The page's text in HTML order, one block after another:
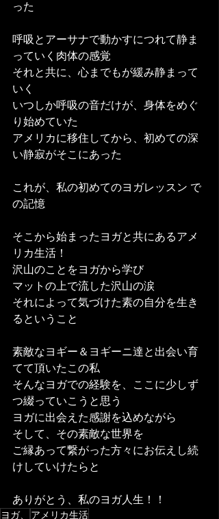
った
呼吸とアーサナで動かすにつれて静ま
っていく肉体の感覚
それと共に、心までもが緩み静まって
いく
いつしか呼吸の音だけが、身体をめぐ
り始めていた
アメリカに移住してから、初めての深
い静寂がそこにあった
これが、私の初めてのヨガレッスン で
の記憶
そこから始まったヨガと共にあるアメ
リカ生活！
沢山のことをヨガから学び
マットの上で流した沢山の涙
それによって気づけた素の自分を生き
るということ
素敵なヨギー＆ヨギーニ達と出会い育
てて頂いたこの私
そんなヨガでの経験を、ここに少しず
つ綴っていこうと思う
ヨガに出会えた感謝を込めながら
そして、その素敵な世界を
ご縁あって繋がった方々にお伝えし続
けしていけたらと
ありがとう、私のヨガ人生！！
ヨガ、 アメリカ生活